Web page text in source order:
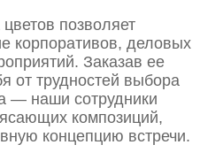
позволяет
корпоративов, деловых
Заказав ее
от трудностей выбора
— наши сотрудники
композиций,
концепцию встречи.